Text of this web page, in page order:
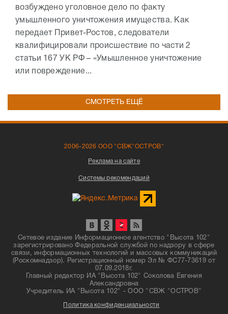
возбуждено уголовное дело по факту
умышленного уничтожения имущества. Как
передает Привет-Ростов, следователи
квалифицировали происшествие по части 2
статьи 167 УК РФ – «Умышленное уничтожение
или повреждение...
СМОТРЕТЬ ЕЩЁ
2006-2026 ООО "СВЖ"ОСТРОВ"
Реклама на сайте
Системы рекомендаций
Сетевое издание Информационное агентство "Высота 102"
зарегистрировано Федеральной службой по надзору в сфере
связи, информационных технологий и массовых коммуникаций
(Роскомнадзор). Регистрационный номер Эл № ФС77-73619 от
07.09.2018г.
Главный редактор ИА "Высота 102" Соколова Евгения
Александровна
Учредитель ИА "Высота 102" - ООО "СВЖ "ОСТРОВ"
Политика конфиденциальности